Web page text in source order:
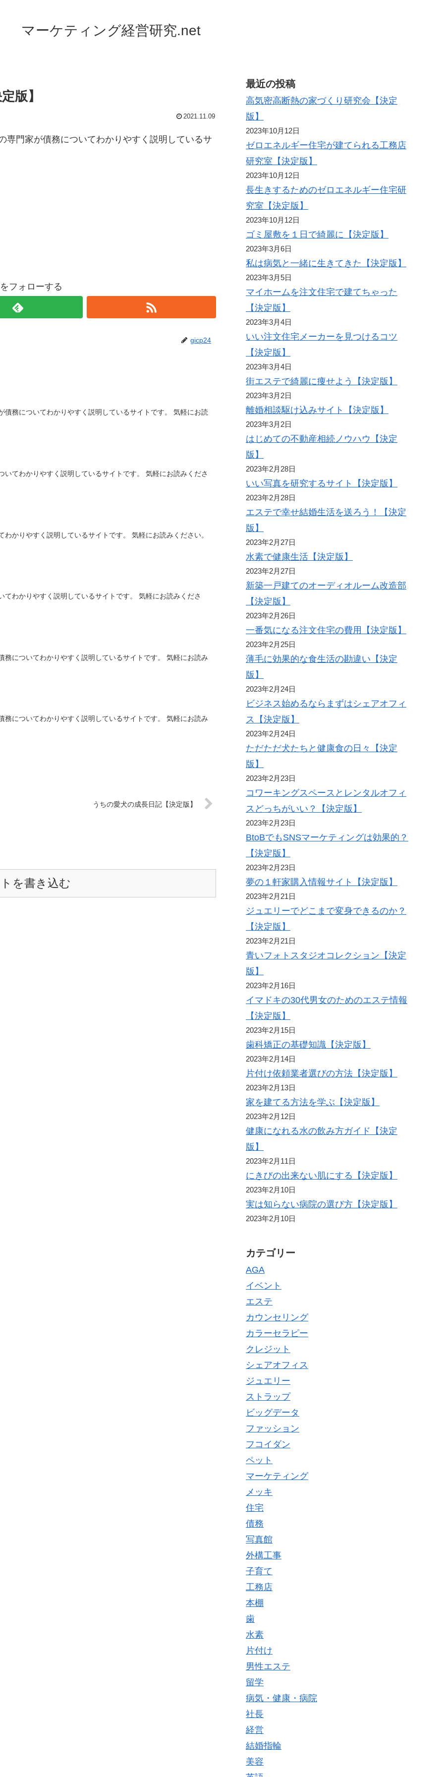
マーケティング経営研究.net
版】
2021.11.09
専門家が債務についてわかりやすく説明しているサ
フォローする
gicp24
務についてわかりやすく説明しているサイトです。 気軽にお読
てわかりやすく説明しているサイトです。 気軽にお読みくださ
かりやすく説明しているサイトです。 気軽にお読みください。
わかりやすく説明しているサイトです。 気軽にお読みくださ
についてわかりやすく説明しているサイトです。 気軽にお読み
についてわかりやすく説明しているサイトです。 気軽にお読み
うちの愛犬の成長日記【決定版】
を書き込む
最近の投稿
高気密高断熱の家づくり研究会【決定
版】
2023年10月12日
ゼロエネルギー住宅が建てられる工務店
研究室【決定版】
2023年10月12日
長生きするためのゼロエネルギー住宅研
究室【決定版】
2023年10月12日
ゴミ屋敷を１日で綺麗に【決定版】
2023年3月6日
私は病気と一緒に生きてきた【決定版】
2023年3月5日
マイホームを注文住宅で建てちゃった
【決定版】
2023年3月4日
いい注文住宅メーカーを見つけるコツ
【決定版】
2023年3月4日
街エステで綺麗に痩せよう【決定版】
2023年3月2日
離婚相談駆け込みサイト【決定版】
2023年3月2日
はじめての不動産相続ノウハウ【決定
版】
2023年2月28日
いい写真を研究するサイト【決定版】
2023年2月28日
エステで幸せ結婚生活を送ろう！【決定
版】
2023年2月27日
水素で健康生活【決定版】
2023年2月27日
新築一戸建てのオーディオルーム改造部
【決定版】
2023年2月26日
一番気になる注文住宅の費用【決定版】
2023年2月25日
薄毛に効果的な食生活の勘違い【決定
版】
2023年2月24日
ビジネス始めるならまずはシェアオフィ
ス【決定版】
2023年2月24日
ただただ犬たちと健康食の日々【決定
版】
2023年2月23日
コワーキングスペースとレンタルオフィ
スどっちがいい？【決定版】
2023年2月23日
BtoBでもSNSマーケティングは効果的？
【決定版】
2023年2月23日
夢の１軒家購入情報サイト【決定版】
2023年2月21日
ジュエリーでどこまで変身できるのか？
【決定版】
2023年2月21日
青いフォトスタジオコレクション【決定
版】
2023年2月16日
イマドキの30代男女のためのエステ情報
【決定版】
2023年2月15日
歯科矯正の基礎知識【決定版】
2023年2月14日
片付け依頼業者選びの方法【決定版】
2023年2月13日
家を建てる方法を学ぶ【決定版】
2023年2月12日
健康になれる水の飲み方ガイド【決定
版】
2023年2月11日
にきびの出来ない肌にする【決定版】
2023年2月10日
実は知らない病院の選び方【決定版】
2023年2月10日
カテゴリー
AGA
イベント
エステ
カウンセリング
カラーセラピー
クレジット
シェアオフィス
ジュエリー
ストラップ
ビッグデータ
ファッション
フコイダン
ペット
マーケティング
メッキ
住宅
債務
写真館
外構工事
子育て
工務店
本棚
歯
水素
片付け
男性エステ
留学
病気・健康・病院
社長
経営
結婚指輪
美容